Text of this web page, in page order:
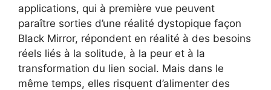
applications, qui à première vue peuvent
paraître sorties d’une réalité dystopique façon
Black Mirror, répondent en réalité à des besoins
réels liés à la solitude, à la peur et à la
transformation du lien social. Mais dans le
même temps, elles risquent d’alimenter des